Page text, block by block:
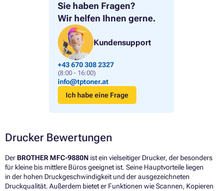
Sie haben Fragen?
Wir helfen Ihnen gerne.
Kundensupport
+43 670 308 2327
(8:00 - 16:00)
info@tptoner.at
Ich habe eine Frage
Drucker Bewertungen
Der BROTHER MFC-9880N ist ein vielseitiger Drucker, der besonders
für kleine bis mittlere Büros geeignet ist. Seine Hauptvorteile liegen
in der hohen Druckgeschwindigkeit und der ausgezeichneten
Druckqualität. Außerdem bietet er Funktionen wie Scannen, Kopieren